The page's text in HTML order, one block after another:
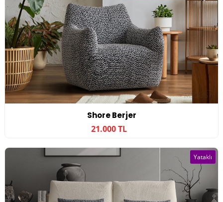
Shore Berjer
21.000 TL
Yataklı